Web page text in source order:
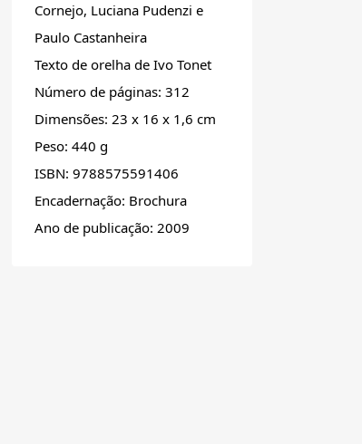
Cornejo, Luciana Pudenzi e
Paulo Castanheira
Texto de orelha de Ivo Tonet
Número de páginas: 312
Dimensões: 23 x 16 x 1,6 cm
Peso: 440 g
ISBN: 9788575591406
Encadernação: Brochura
Ano de publicação: 2009